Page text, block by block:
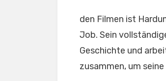
den Filmen ist
Job. Sein
Geschichte und
zusammen, um